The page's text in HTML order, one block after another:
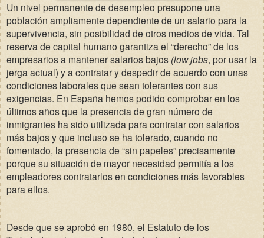
Un nivel permanente de desempleo presupone una
población ampliamente dependiente de un salario para la
supervivencia, sin posibilidad de otros medios de vida. Tal
reserva de capital humano garantiza el “derecho” de los
empresarios a mantener salarios bajos (low jobs, por usar la
jerga actual) y a contratar y despedir de acuerdo con unas
condiciones laborales que sean tolerantes con sus
exigencias. En España hemos podido comprobar en los
últimos años que la presencia de gran número de
inmigrantes ha sido utilizada para contratar con salarios
más bajos y que incluso se ha tolerado, cuando no
fomentado, la presencia de “sin papeles” precisamente
porque su situación de mayor necesidad permitía a los
empleadores contratarlos en condiciones más favorables
para ellos.
Desde que se aprobó en 1980, el Estatuto de los